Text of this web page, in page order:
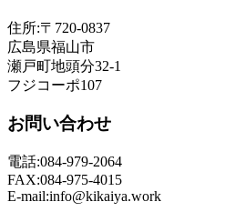
住所:〒720-0837
広島県福山市
瀬戸町地頭分32-1
フジコーポ107
お問い合わせ
電話:084-979-2064
FAX:084-975-4015
E-mail:info@kikaiya.work